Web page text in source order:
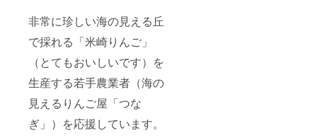
非常に珍しい海の見える丘
で採れる「米崎りんご」
（とてもおいしいです）を
生産する若手農業者（海の
見えるりんご屋「つな
ぎ」）を応援しています。